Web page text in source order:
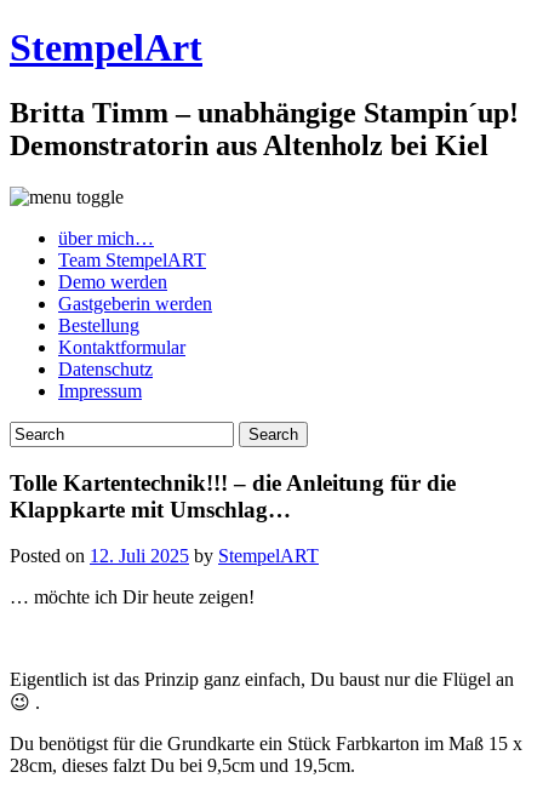
StempelArt
Britta Timm – unabhängige Stampin´up!
Demonstratorin aus Altenholz bei Kiel
über mich…
Team StempelART
Demo werden
Gastgeberin werden
Bestellung
Kontaktformular
Datenschutz
Impressum
Tolle Kartentechnik!!! – die Anleitung für die
Klappkarte mit Umschlag…
Posted on 12. Juli 2025 by StempelART
… möchte ich Dir heute zeigen!
Eigentlich ist das Prinzip ganz einfach, Du baust nur die Flügel an
😉 .
Du benötigst für die Grundkarte ein Stück Farbkarton im Maß 15 x
28cm, dieses falzt Du bei 9,5cm und 19,5cm.